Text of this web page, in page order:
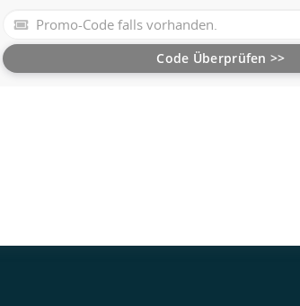
Code Überprüfen >>